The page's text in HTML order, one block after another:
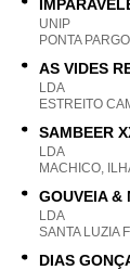
UNIP
PONTA
AS VIDES
LDA
ESTREITO
SAMBEER
LDA
MACHICO,
GOUVEIA &
LDA
SANTA LUZIA
DIAS